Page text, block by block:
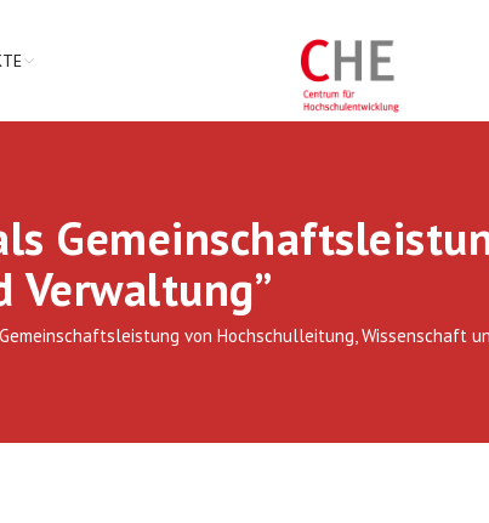
Verwaltung”
von Hochschulleitung, Wissenschaft